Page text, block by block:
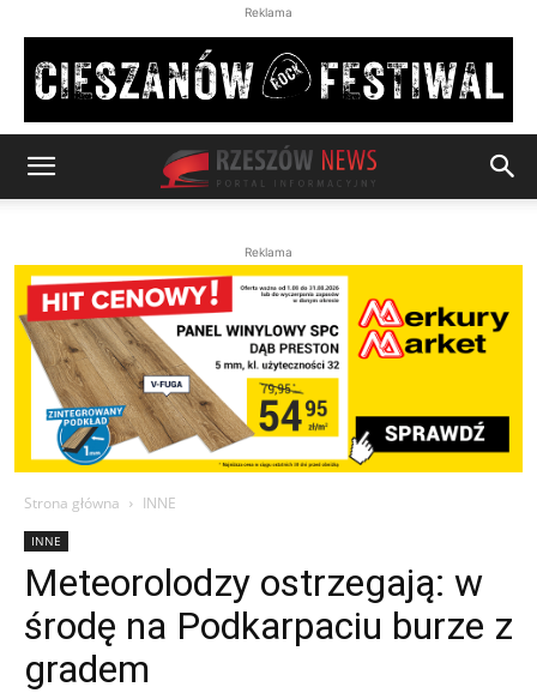
Reklama
Reklama
Strona główna INNE
INNE
Meteorolodzy ostrzegają: w
środę na Podkarpaciu burze z
gradem